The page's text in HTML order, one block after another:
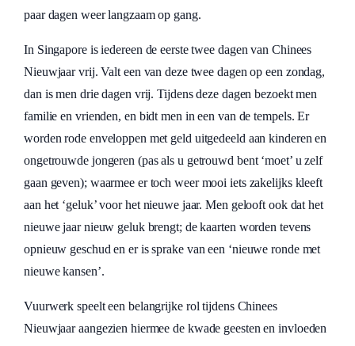
paar dagen weer langzaam op gang.
In Singapore is iedereen de eerste twee dagen van Chinees
Nieuwjaar vrij. Valt een van deze twee dagen op een zondag,
dan is men drie dagen vrij. Tijdens deze dagen bezoekt men
familie en vrienden, en bidt men in een van de tempels. Er
worden rode enveloppen met geld uitgedeeld aan kinderen en
ongetrouwde jongeren (pas als u getrouwd bent ‘moet’ u zelf
gaan geven); waarmee er toch weer mooi iets zakelijks kleeft
aan het ‘geluk’ voor het nieuwe jaar. Men gelooft ook dat het
nieuwe jaar nieuw geluk brengt; de kaarten worden tevens
opnieuw geschud en er is sprake van een ‘nieuwe ronde met
nieuwe kansen’.
Vuurwerk speelt een belangrijke rol tijdens Chinees
Nieuwjaar aangezien hiermee de kwade geesten en invloeden